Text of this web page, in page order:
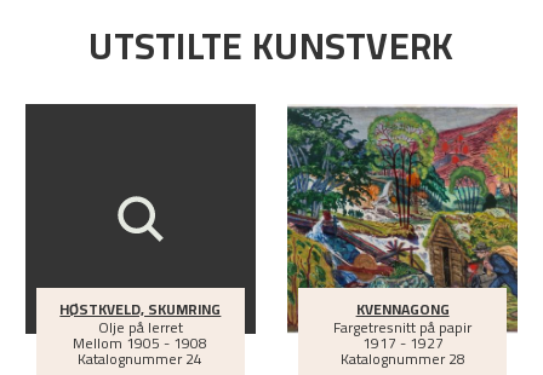
UTSTILTE KUNSTVERK
HØSTKVELD, SKUMRING
Olje på lerret
Mellom 1905 - 1908
Katalognummer 24
KVENNAGONG
Fargetresnitt på papir
1917 - 1927
Katalognummer 28